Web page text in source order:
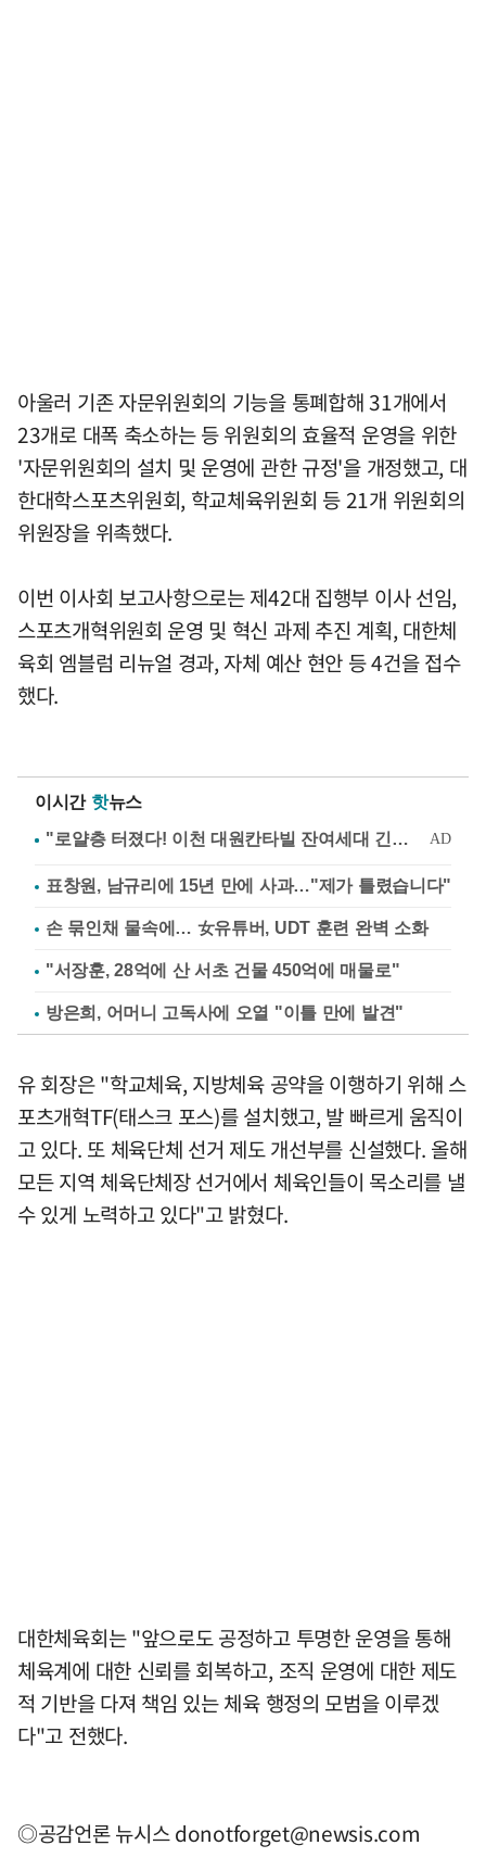
아울러 기존 자문위원회의 기능을 통폐합해 31개에서
23개로 대폭 축소하는 등 위원회의 효율적 운영을 위한
'자문위원회의 설치 및 운영에 관한 규정'을 개정했고, 대
한대학스포츠위원회, 학교체육위원회 등 21개 위원회의
위원장을 위촉했다.
이번 이사회 보고사항으로는 제42대 집행부 이사 선임,
스포츠개혁위원회 운영 및 혁신 과제 추진 계획, 대한체
육회 엠블럼 리뉴얼 경과, 자체 예산 현안 등 4건을 접수
했다.
이시간 핫뉴스
표창원, 남규리에 15년 만에 사과…"제가 틀렸습니다"
손 묶인채 물속에… 女유튜버, UDT 훈련 완벽 소화
"서장훈, 28억에 산 서초 건물 450억에 매물로"
방은희, 어머니 고독사에 오열 "이틀 만에 발견"
유 회장은 "학교체육, 지방체육 공약을 이행하기 위해 스
포츠개혁TF(태스크 포스)를 설치했고, 발 빠르게 움직이
고 있다. 또 체육단체 선거 제도 개선부를 신설했다. 올해
모든 지역 체육단체장 선거에서 체육인들이 목소리를 낼
수 있게 노력하고 있다"고 밝혔다.
대한체육회는 "앞으로도 공정하고 투명한 운영을 통해
체육계에 대한 신뢰를 회복하고, 조직 운영에 대한 제도
적 기반을 다져 책임 있는 체육 행정의 모범을 이루겠
다"고 전했다.
◎공감언론 뉴시스donotforget@newsis.com